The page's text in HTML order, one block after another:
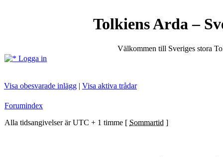
Tolkiens Arda –
Välkommen till Sveriges stora
Logga in
Visa obesvarade inlägg | Visa aktiva trådar
Forumindex
Alla tidsangivelser är UTC + 1 timme [ Sommartid ]